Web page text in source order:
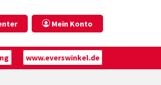
Mein Konto
www.everswinkel.de